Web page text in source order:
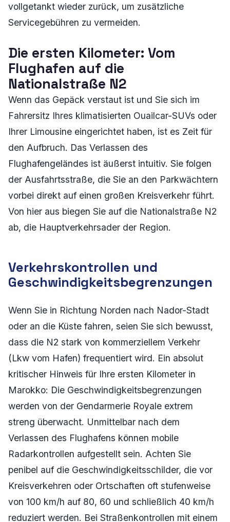
vollgetankt wieder zurück, um zusätzliche
Servicegebühren zu vermeiden.
Die ersten Kilometer: Vom
Flughafen auf die
Nationalstraße N2
Wenn das Gepäck verstaut ist und Sie sich im
Fahrersitz Ihres klimatisierten Ouailcar-SUVs oder
Ihrer Limousine eingerichtet haben, ist es Zeit für
den Aufbruch. Das Verlassen des
Flughafengeländes ist äußerst intuitiv. Sie folgen
der Ausfahrtsstraße, die Sie an den Parkwächtern
vorbei direkt auf einen großen Kreisverkehr führt.
Von hier aus biegen Sie auf die Nationalstraße N2
ab, die Hauptverkehrsader der Region.
Verkehrskontrollen und
Geschwindigkeitsbegrenzungen
Wenn Sie in Richtung Norden nach Nador-Stadt
oder an die Küste fahren, seien Sie sich bewusst,
dass die N2 stark von kommerziellem Verkehr
(Lkw vom Hafen) frequentiert wird. Ein absolut
kritischer Hinweis für Ihre ersten Kilometer in
Marokko: Die Geschwindigkeitsbegrenzungen
werden von der Gendarmerie Royale extrem
streng überwacht. Unmittelbar nach dem
Verlassen des Flughafens können mobile
Radarkontrollen aufgestellt sein. Achten Sie
penibel auf die Geschwindigkeitsschilder, die vor
Kreisverkehren oder Ortschaften oft stufenweise
von 100 km/h auf 80, 60 und schließlich 40 km/h
reduziert werden. Bei Straßenkontrollen mit einem